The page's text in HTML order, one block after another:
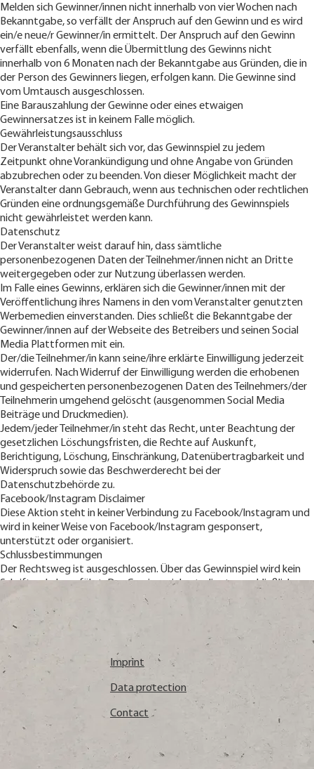
Melden sich Gewinner/innen nicht innerhalb von vier Wochen nach
Bekanntgabe, so verfällt der Anspruch auf den Gewinn und es wird
ein/e neue/r Gewinner/in ermittelt. Der Anspruch auf den Gewinn
verfällt ebenfalls, wenn die Übermittlung des Gewinns nicht
innerhalb von 6 Monaten nach der Bekanntgabe aus Gründen, die in
der Person des Gewinners liegen, erfolgen kann. Die Gewinne sind
vom Umtausch ausgeschlossen.
Eine Barauszahlung der Gewinne oder eines etwaigen
Gewinnersatzes ist in keinem Falle möglich.
Gewährleistungsausschluss
Der Veranstalter behält sich vor, das Gewinnspiel zu jedem
Zeitpunkt ohne Vorankündigung und ohne Angabe von Gründen
abzubrechen oder zu beenden. Von dieser Möglichkeit macht der
Veranstalter dann Gebrauch, wenn aus technischen oder rechtlichen
Gründen eine ordnungsgemäße Durchführung des Gewinnspiels
nicht gewährleistet werden kann.
Datenschutz
Der Veranstalter weist darauf hin, dass sämtliche
personenbezogenen Daten der Teilnehmer/innen nicht an Dritte
weitergegeben oder zur Nutzung überlassen werden.
Im Falle eines Gewinns, erklären sich die Gewinner/innen mit der
Veröffentlichung ihres Namens in den vom Veranstalter genutzten
Werbemedien einverstanden. Dies schließt die Bekanntgabe der
Gewinner/innen auf der Webseite des Betreibers und seinen Social
Media Plattformen mit ein.
Der/die Teilnehmer/in kann seine/ihre erklärte Einwilligung jederzeit
widerrufen. Nach Widerruf der Einwilligung werden die erhobenen
und gespeicherten personenbezogenen Daten des Teilnehmers/der
Teilnehmerin umgehend gelöscht (ausgenommen Social Media
Beiträge und Druckmedien).
Jedem/jeder Teilnehmer/in steht das Recht, unter Beachtung der
gesetzlichen Löschungsfristen, die Rechte auf Auskunft,
Berichtigung, Löschung, Einschränkung, Datenübertragbarkeit und
Widerspruch sowie das Beschwerderecht bei der
Datenschutzbehörde zu.
Facebook/Instagram Disclaimer
Diese Aktion steht in keiner Verbindung zu Facebook/Instagram und
wird in keiner Weise von Facebook/Instagram gesponsert,
unterstützt oder organisiert.
Schlussbestimmungen
Der Rechtsweg ist ausgeschlossen. Über das Gewinnspiel wird kein
Schriftverkehr geführt. Das Gewinnspiel unterliegt ausschließlich
österreichischem Recht.
Imprint
Data protection
Contact